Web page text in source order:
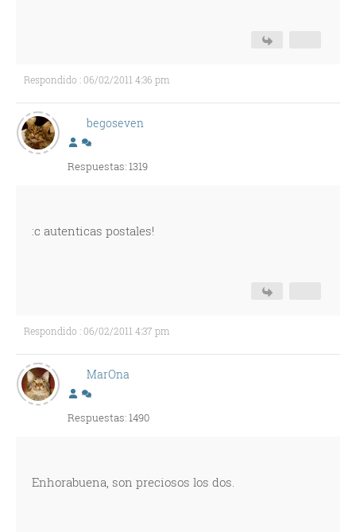
Respondido : 06/02/2011 4:36 pm
begoseven
Respuestas: 1319
:c autenticas postales!
Respondido : 06/02/2011 4:37 pm
MarOna
Respuestas: 1490
Enhorabuena, son preciosos los dos.